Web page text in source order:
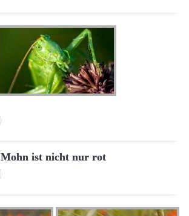
Mohn ist nicht nur rot